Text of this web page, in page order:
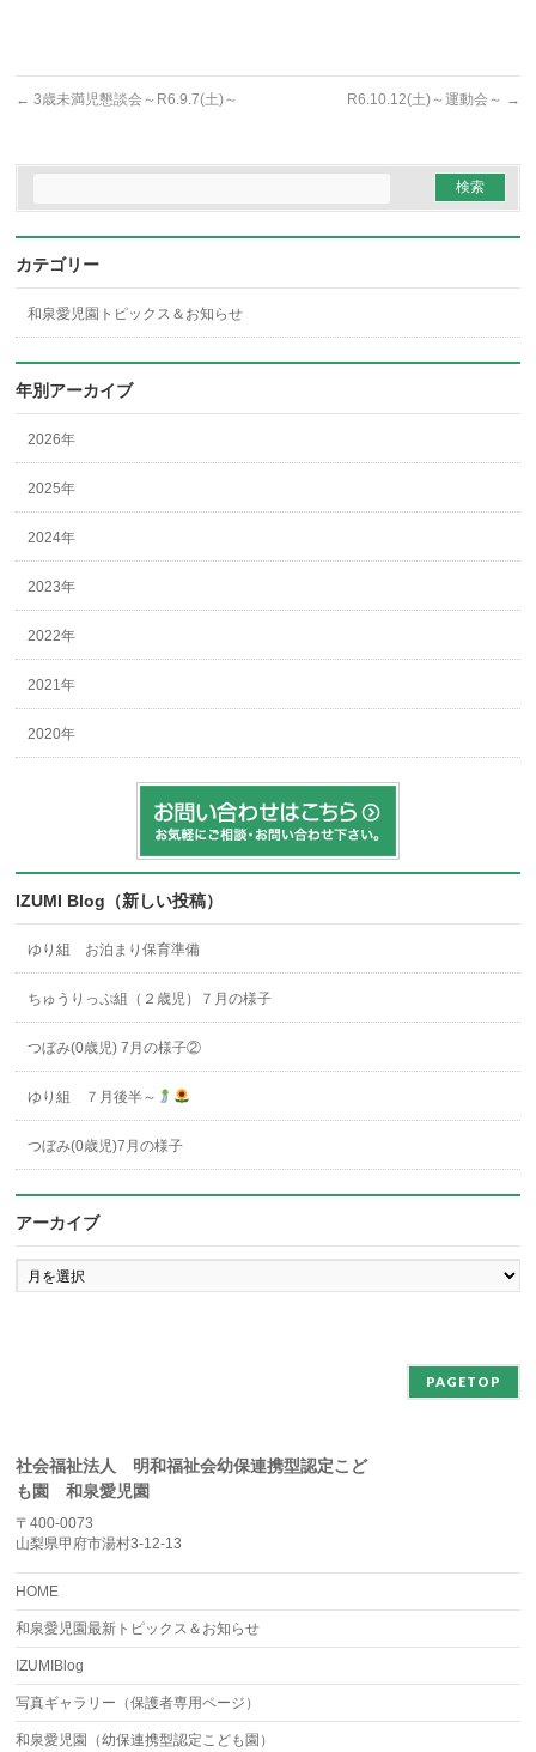
← 3歳未満児懇談会～R6.9.7(土)～ R6.10.12(土)～運動会～ →
カテゴリー
和泉愛児園トピックス＆お知らせ
年別アーカイブ
2026年
2025年
2024年
2023年
2022年
2021年
2020年
IZUMI Blog（新しい投稿）
ゆり組 お泊まり保育準備
ちゅうりっぷ組（２歳児）７月の様子
つぼみ(0歳児) 7月の様子②
ゆり組 ７月後半～
つぼみ(0歳児)7月の様子
アーカイブ
ア
ー
PAGETOP
社会福祉法人 明和福祉会幼保連携型認定こど
も園 和泉愛児園
〒400-0073
山梨県甲府市湯村3-12-13
HOME
和泉愛児園最新トピックス＆お知らせ
IZUMIBlog
写真ギャラリー（保護者専用ページ）
和泉愛児園（幼保連携型認定こども園）